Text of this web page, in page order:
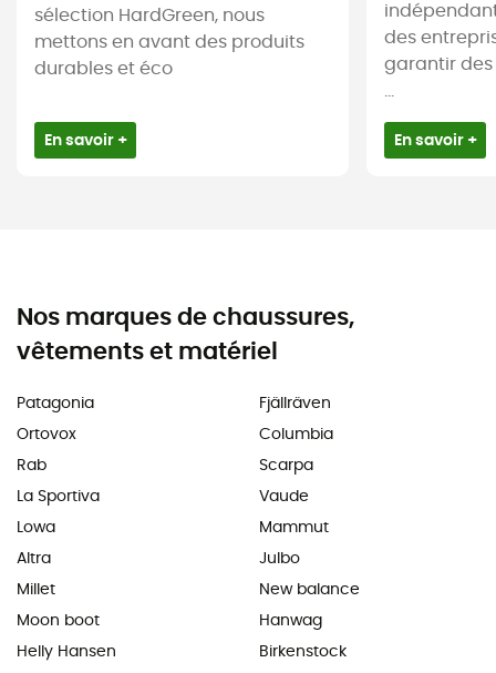
sélection HardGreen, nous
mettons en avant des produits
durables et éco
En savoir +
des
garantir
...
En savoir +
Nos marques de chaussures,
vêtements et matériel
Patagonia
Ortovox
Rab
La Sportiva
Lowa
Altra
Millet
Moon boot
Helly Hansen
Fjällräven
Columbia
Scarpa
Vaude
Mammut
Julbo
New balance
Hanwag
Birkenstock